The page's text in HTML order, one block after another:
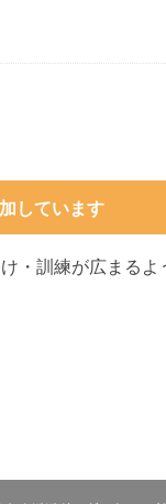
しています
・訓練が広まるよ